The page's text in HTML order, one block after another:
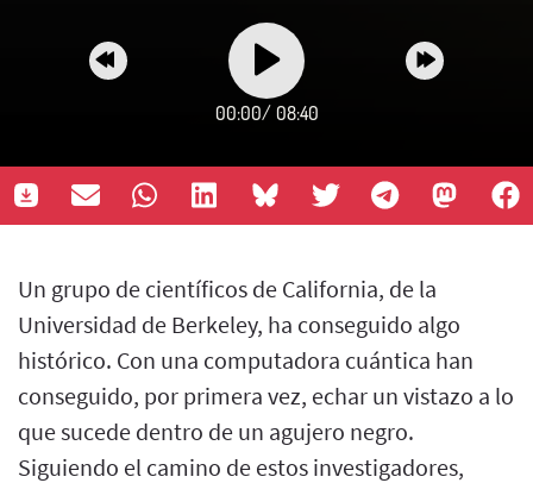
00:00/ 08:40
Un grupo de científicos de California, de la
Universidad de Berkeley, ha conseguido algo
histórico. Con una computadora cuántica han
conseguido, por primera vez, echar un vistazo a lo
que sucede dentro de un agujero negro.
Siguiendo el camino de estos investigadores,